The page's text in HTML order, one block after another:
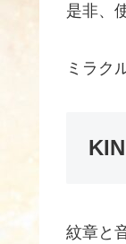
是非、
ミラク
紋章と